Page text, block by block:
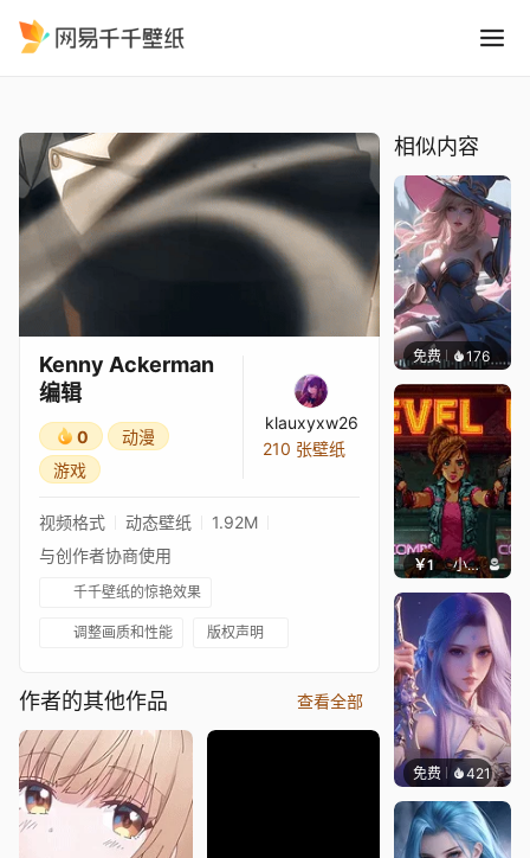
Kenny Ackerman
编辑
0
动漫
游戏
klauxyxw26
210 张壁纸
视频格式 动态壁纸
1.92M
与创作者协商使用
千千壁纸的惊艳效果
调整画质和性能 版权声明
作者的其他作品 查看全部
相似内容
免费 176｡
￥1 小鹿子
免费 421好看